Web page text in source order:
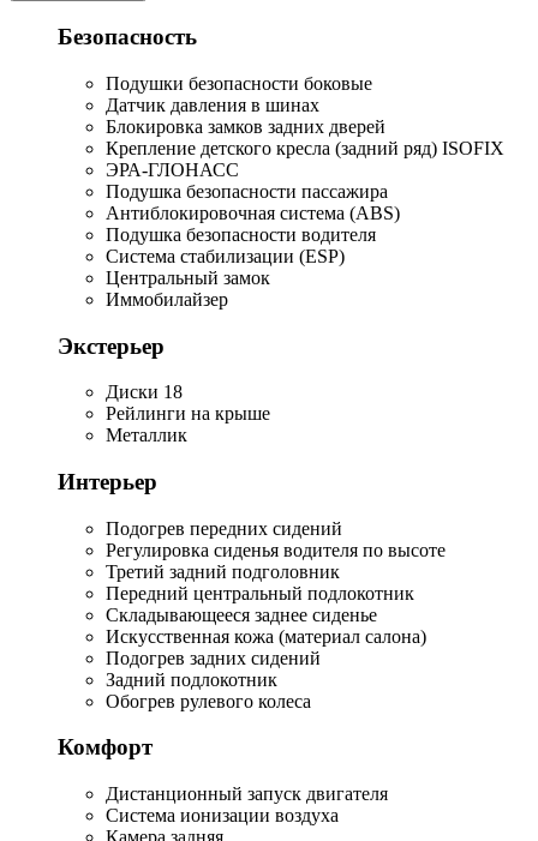
Безопасность
Подушки безопасности боковые
Датчик давления в шинах
Блокировка замков задних дверей
Крепление детского кресла (задний ряд) ISOFIX
ЭРА-ГЛОНАСС
Подушка безопасности пассажира
Антиблокировочная система (ABS)
Подушка безопасности водителя
Система стабилизации (ESP)
Центральный замок
Иммобилайзер
Экстерьер
Диски 18
Рейлинги на крыше
Металлик
Интерьер
Подогрев передних сидений
Регулировка сиденья водителя по высоте
Третий задний подголовник
Передний центральный подлокотник
Складывающееся заднее сиденье
Искусственная кожа (материал салона)
Подогрев задних сидений
Задний подлокотник
Обогрев рулевого колеса
Комфорт
Дистанционный запуск двигателя
Система ионизации воздуха
Камера задняя